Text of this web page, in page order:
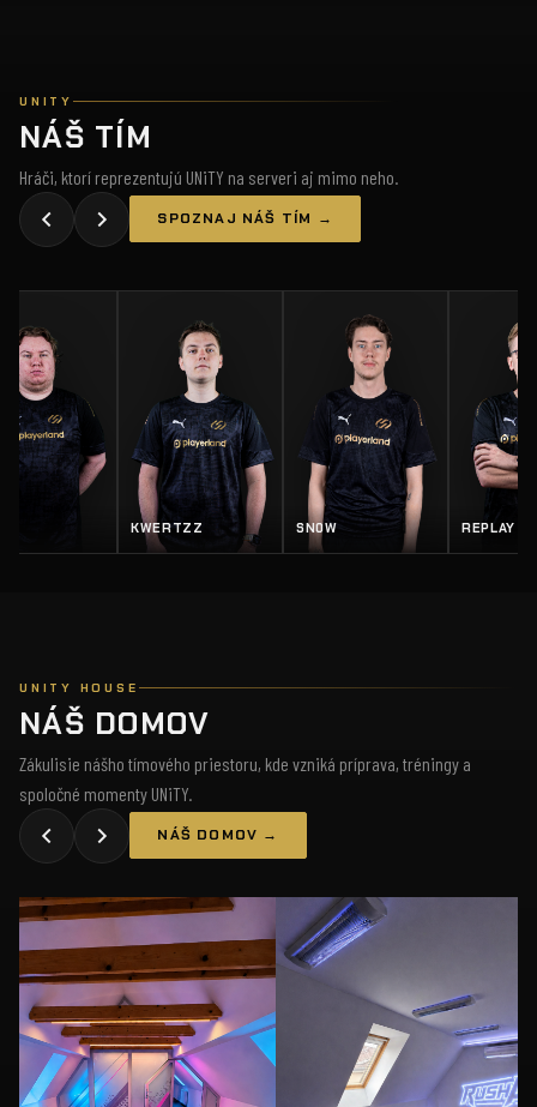
UNITY
NÁŠ TÍM
Hráči, ktorí reprezentujú UNiTY na serveri aj mimo neho.
SPOZNAJ NÁŠ TÍM →
SN0W REPLAY SALTY
UNITY HOUSE
NÁŠ DOMOV
Zákulisie nášho tímového priestoru, kde vzniká príprava, tréningy a
spoločné momenty UNiTY.
NÁŠ DOMOV →